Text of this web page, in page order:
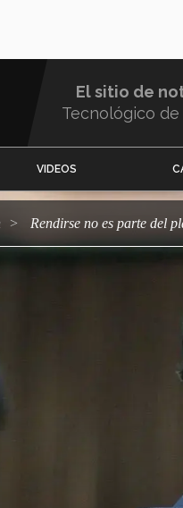
El sitio de
Tecnológico
VIDEOS
Rendirse no es parte del